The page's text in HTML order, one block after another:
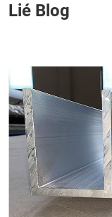
Lié Blog